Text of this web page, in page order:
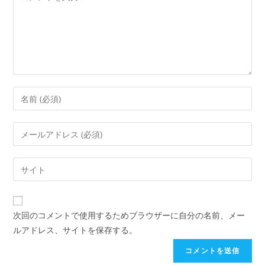
次回のコメントで使用するためブラウザーに自分の名前、メー
ルアドレス、サイトを保存する。